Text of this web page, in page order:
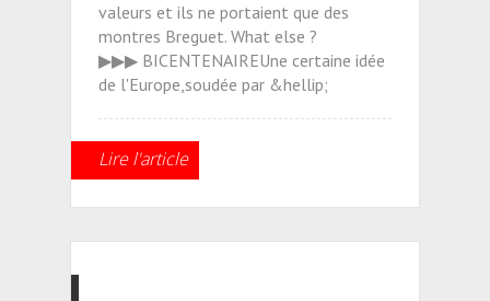
valeurs et ils ne portaient que des
montres Breguet. What else ?
▶▶▶ BICENTENAIREUne certaine idée
de l'Europe,soudée par &hellip;
Lire l'article